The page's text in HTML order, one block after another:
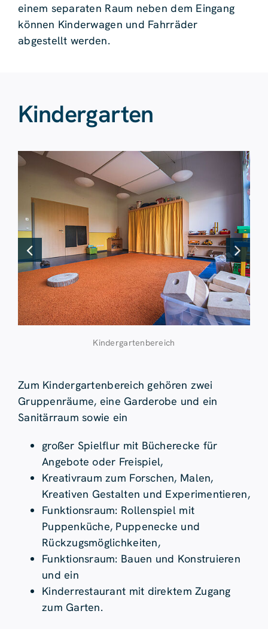
einem separaten Raum neben dem Eingang
können Kinderwagen und Fahrräder
abgestellt werden.
Kindergarten
Kindergartenbereich
Zum Kindergartenbereich gehören zwei
Gruppenräume, eine Garderobe und ein
Sanitärraum sowie ein
großer Spielflur mit Bücherecke für
Angebote oder Freispiel,
Kreativraum zum Forschen, Malen,
Kreativen Gestalten und Experimentieren,
Funktionsraum: Rollenspiel mit
Puppenküche, Puppenecke und
Rückzugsmöglichkeiten,
Funktionsraum: Bauen und Konstruieren
und ein
Kinderrestaurant mit direktem Zugang
zum Garten.